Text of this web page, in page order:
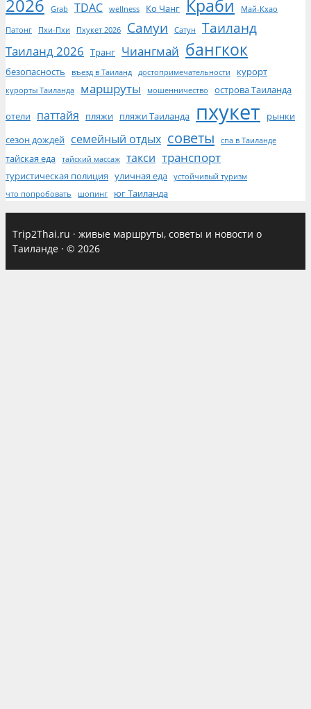
2026 Grab TDAC wellness Ко Чанг Краби Май-Кхао
Патонг Пхи-Пхи Пхукет 2026 Самуи Сатун Таиланд
Таиланд 2026 Транг Чиангмай бангкок
безопасность въезд в Таиланд достопримечательности курорт
курорты Таиланда маршруты мошенничество острова Таиланда
отели паттайя пляжи пляжи Таиланда пхукет
рынки
сезон дождей семейный отдых советы спа в Таиланде
тайская еда тайский массаж такси транспорт
туристическая полиция уличная еда
устойчивый туризм
что попробовать
шопинг юг Таиланда
Trip2Thai.ru · живые маршруты, советы и новости о
Таиланде · © 2026